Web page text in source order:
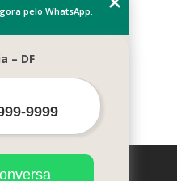
de direitos autorais.
pelo WhatsApp.
– DF